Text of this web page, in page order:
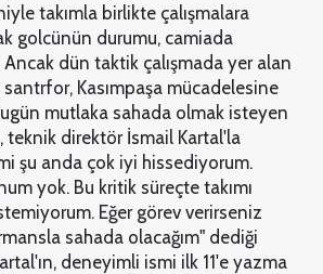
takımla birlikte çalışmalara
golcünün durumu, camiada
dün taktik çalışmada yer alan
Kasımpaşa mücadelesine
mutlaka sahada olmak isteyen
teknik direktör İsmail Kartal'la
şu anda çok iyi hissediyorum.
yok. Bu kritik süreçte takımı
Eğer görev verirseniz
sahada olacağım" dediği
deneyimli ismi ilk 11'e yazma